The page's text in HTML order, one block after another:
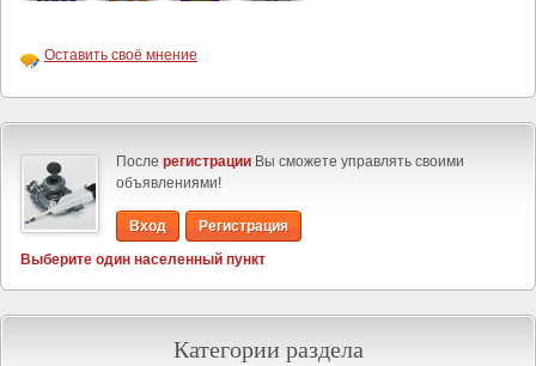
Оставить своё мнение
После регистрации Вы сможете управлять своими
объявлениями!
Вход
Регистрация
Выберите один населенный пункт
Категории раздела